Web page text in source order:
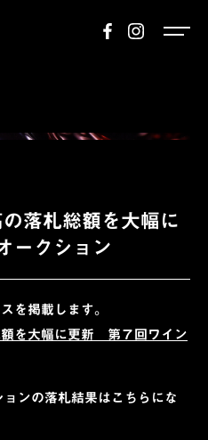
落札総額を大幅に
ークション
を掲載します。
を大幅に更新 第７回ワイン
ンの落札結果はこちらにな